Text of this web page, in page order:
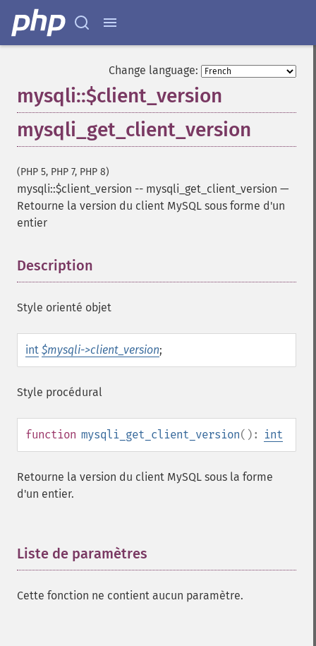
Change language:
mysqli::$client_version
mysqli_get_client_version
(PHP 5, PHP 7, PHP 8)
mysqli::$client_version -- mysqli_get_client_version —
Retourne la version du client MySQL sous forme d'un
entier
Description
Style orienté objet
int $mysqli->client_version;
Style procédural
function mysqli_get_client_version(): int
Retourne la version du client MySQL sous la forme
d'un entier.
Liste de paramètres
Cette fonction ne contient aucun paramètre.